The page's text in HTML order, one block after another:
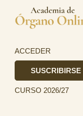
navegación
principal
principal
Órgano
primera
academia
de
Órgano
ACCEDER
SUSCRIBIRSE
CURSO 2026/27